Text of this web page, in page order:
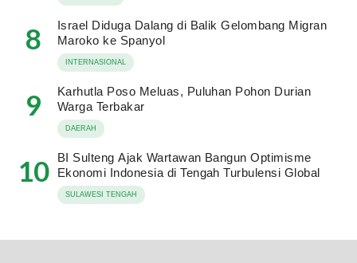
8
Israel Diduga Dalang di Balik Gelombang Migran
Maroko ke Spanyol
INTERNASIONAL
9
Karhutla Poso Meluas, Puluhan Pohon Durian
Warga Terbakar
DAERAH
10
BI Sulteng Ajak Wartawan Bangun Optimisme
Ekonomi Indonesia di Tengah Turbulensi Global
SULAWESI TENGAH